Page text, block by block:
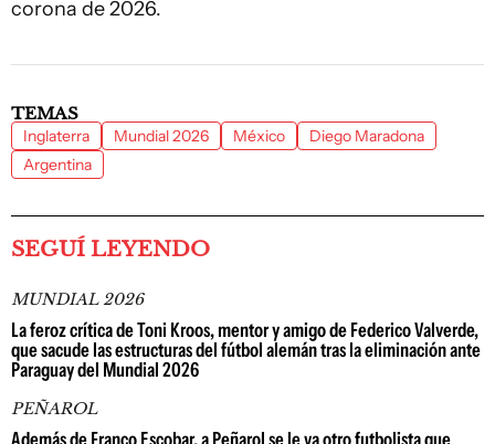
corona de 2026.
TEMAS
Inglaterra Mundial 2026 México
Diego Maradona
Argentina
SEGUÍ LEYENDO
MUNDIAL 2026
La feroz crítica de Toni Kroos, mentor y amigo de Federico Valverde,
que sacude las estructuras del fútbol alemán tras la eliminación ante
Paraguay del Mundial 2026
PEÑAROL